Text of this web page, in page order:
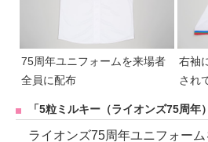
75周年ユニフォームを来場者
全員に配布
右袖
され
「5粒ミルキー（ライオンズ75周年
ライオンズ75周年ユニフォー